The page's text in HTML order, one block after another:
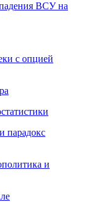
ВСУ на
с опцией
парадокс
и